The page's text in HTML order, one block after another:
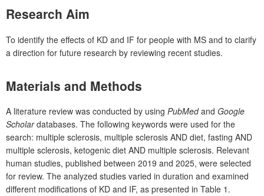
Research Aim
To identify the effects of KD and IF for people with MS and to clarify
a direction for future research by reviewing recent studies.
Materials and Methods
A literature review was conducted by using PubMedand Google
Scholardatabases. The following keywords were used for the
search: multiple sclerosis, multiple sclerosis AND diet, fasting AND
multiple sclerosis, ketogenic diet AND multiple sclerosis. Relevant
human studies, published between 2019 and 2025, were selected
for review. The analyzed studies varied in duration and examined
different modifications of KD and IF, as presented in Table 1.